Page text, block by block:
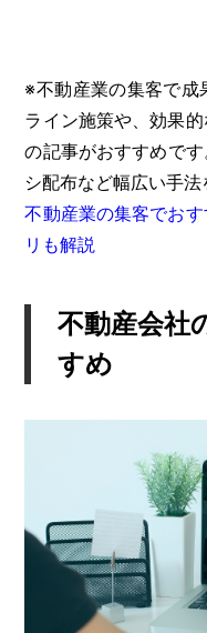
※不動産業の集客で成
ライン施策や、効果
の記事がおすすめで
シ配布など幅広い手法
不動産業の集客でお
リも解説
不動産会社
すめ